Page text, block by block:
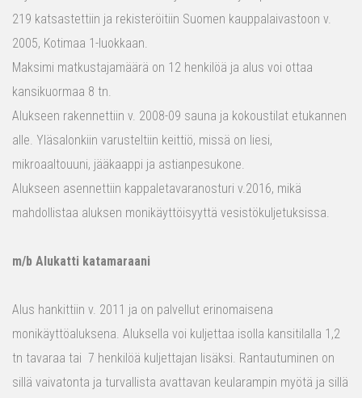
219 katsastettiin ja rekisteröitiin Suomen kauppalaivastoon v.
2005, Kotimaa 1-luokkaan.
Maksimi matkustajamäärä on 12 henkilöä ja alus voi ottaa
kansikuormaa 8 tn.
Alukseen rakennettiin v. 2008-09 sauna ja kokoustilat etukannen
alle. Yläsalonkiin varusteltiin keittiö, missä on liesi,
mikroaaltouuni, jääkaappi ja astianpesukone.
Alukseen asennettiin kappaletavaranosturi v.2016, mikä
mahdollistaa aluksen monikäyttöisyyttä vesistökuljetuksissa.
m/b Alukatti katamaraani
Alus hankittiin v. 2011 ja on palvellut erinomaisena
monikäyttöaluksena. Aluksella voi kuljettaa isolla kansitilalla 1,2
tn tavaraa tai 7 henkilöä kuljettajan lisäksi. Rantautuminen on
sillä vaivatonta ja turvallista avattavan keularampin myötä ja sillä